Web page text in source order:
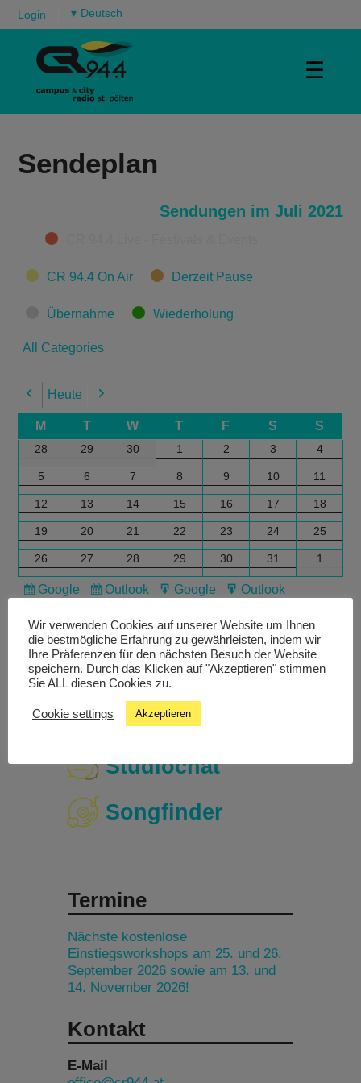
Login ▾
☰
Sendeplan
Sendungen im Juli 2021
Categories
CR 94.4 On Air Derzeit Pause
Übernahme Wiederholung
All Categories
Previous
Heute Next
M T W T F S S
28 29 30 1 2 3 4
5 6 7 8 9 10 11
12 13 14 15 16 17 18
19 20 21 22 23 24 25
26 27 28 29 30 31 1
Subscribe
Google
Subscribe
Outlook
Export
Google
Export
Outlook
Livestream
Studiochat
Songfinder
Termine
Nächste kostenlose
Einstiegsworkshops am 25. und 26.
September 2026 sowie am 13. und
14. November 2026!
Kontakt
E-Mail
Wir verwenden Cookies auf unserer Website um Ihnen
die bestmögliche Erfahrung zu gewährleisten, indem wir
Ihre Präferenzen für den nächsten Besuch der Website
speichern. Durch das Klicken auf "Akzeptieren" stimmen
Sie ALL diesen Cookies zu.
Cookie settings Akzeptieren